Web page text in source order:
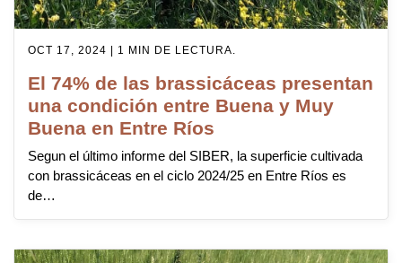
OCT 17, 2024 | 1 MIN DE LECTURA.
El 74% de las brassicáceas presentan
una condición entre Buena y Muy
Buena en Entre Ríos
Segun el último informe del SIBER, la superficie cultivada
con brassicáceas en el ciclo 2024/25 en Entre Ríos es
de…